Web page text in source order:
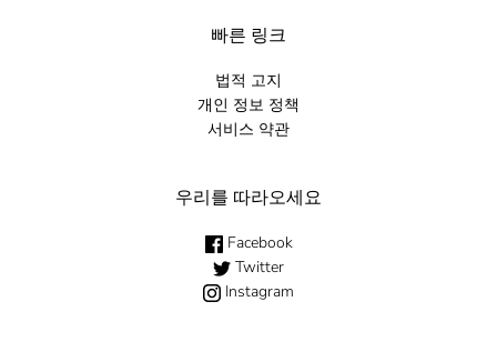
빠른 링크
법적 고지
개인 정보 정책
서비스 약관
우리를 따라오세요
Facebook
Twitter
Instagram